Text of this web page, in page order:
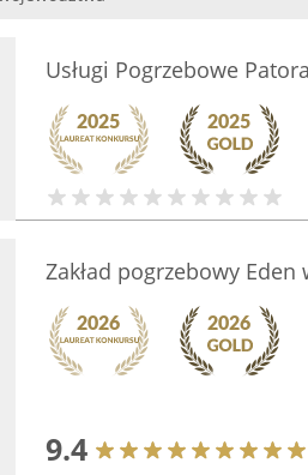
Usługi Pogrzebowe
Zakład pogrzebowy
9.4